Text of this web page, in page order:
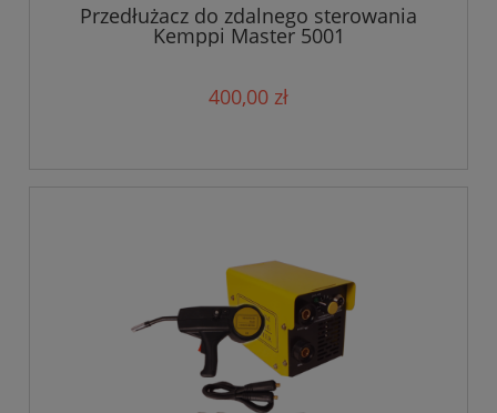
Przedłużacz do zdalnego sterowania
Kemppi Master 5001
400,00 zł